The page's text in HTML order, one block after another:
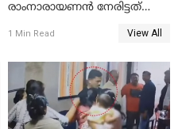
രാംനാരായണൻ നേരിട്ടത്
നാൽപ്പതിലേറെ
റിപ്പോർട്ട്
1 Min Read View All